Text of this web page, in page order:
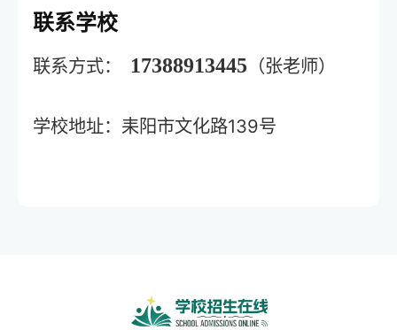
联系学校
联系方式： 17388913445 （张老师）
学校地址：耒阳市文化路139号